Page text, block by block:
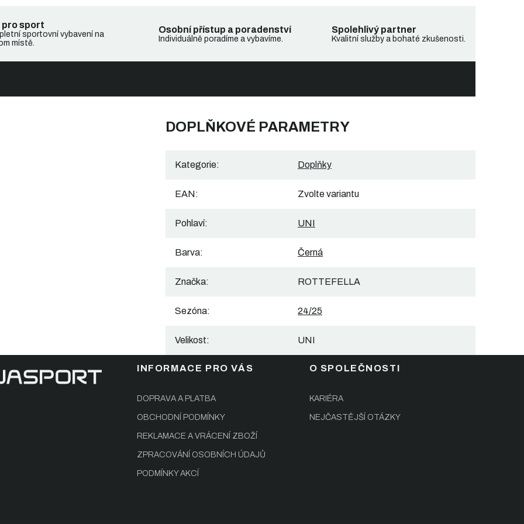
pro sport
sportovní vybavení na
místě.
Osobní přístup a poradenství
Individuálně poradíme a vybavíme.
Spolehlivý partner
Kvalitní služby a bohaté zkušenosti.
DOPLŇKOVÉ PARAMETRY
Kategorie: Doplňky
EAN: Zvolte variantu
Pohlaví: UNI
Barva: Černá
Značka: ROTTEFELLA
Sezóna: 24/25
Velikost: UNI
INFORMACE PRO VÁS
DOPRAVA A PLATBA
OBCHODNÍ PODMÍNKY
REKLAMACE A VRÁCENÍ ZBOŽÍ
ZPRACOVÁNÍ OSOBNÍCH ÚDAJŮ
PODMÍNKY AKCÍ
O SPOLEČNOSTI
KARIÉRA
NEJČASTĚJŠÍ OTÁZKY